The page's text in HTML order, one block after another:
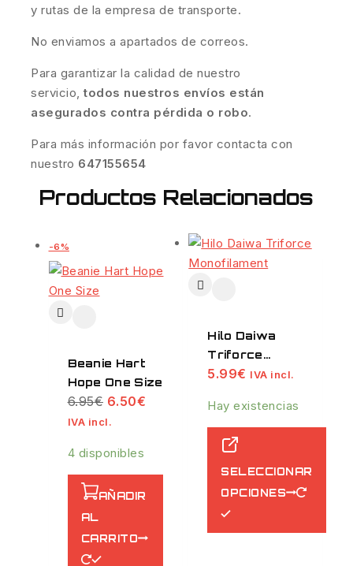
y rutas de la empresa de transporte.
No enviamos a apartados de correos.
Para garantizar la calidad de nuestro
servicio,todos nuestros envíos están
asegurados contra pérdida o robo.
Para más información por favor contacta con
nuestro 647155654
Productos Relacionados
-6%
Beanie Hart
Hope One Size
6.95€ 6.50€
IVA incl.
4 disponibles
AÑADIR
AL
CARRITO
Hilo Daiwa
Triforce
Monofilament
5.99€ IVA incl.
Hay existencias
SELECCIONAR
OPCIONES